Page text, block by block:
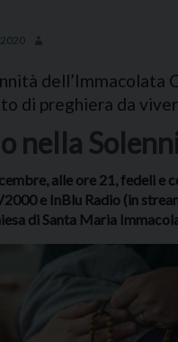
2020
dell’Immacolata
di preghiera da
nella
alle ore 21, fedeli e
e InBlu Radio (in
di Santa Maria